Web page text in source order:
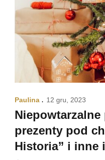
Paulina 12 gru, 2023
Niepowtarzalne
prezenty pod
Historia” i inne